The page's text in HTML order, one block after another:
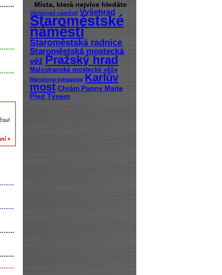
»
Místa, která nejvíce hledáte
Václavské náměstí Vyšehrad
Staroměstské
náměstí
Staroměstská radnice
Staroměstská mostecká
věž Pražský hrad
Malostranské mostecké věže
Maiselova synagoga Karlův
most Chrám Panny Marie
Před Týnem